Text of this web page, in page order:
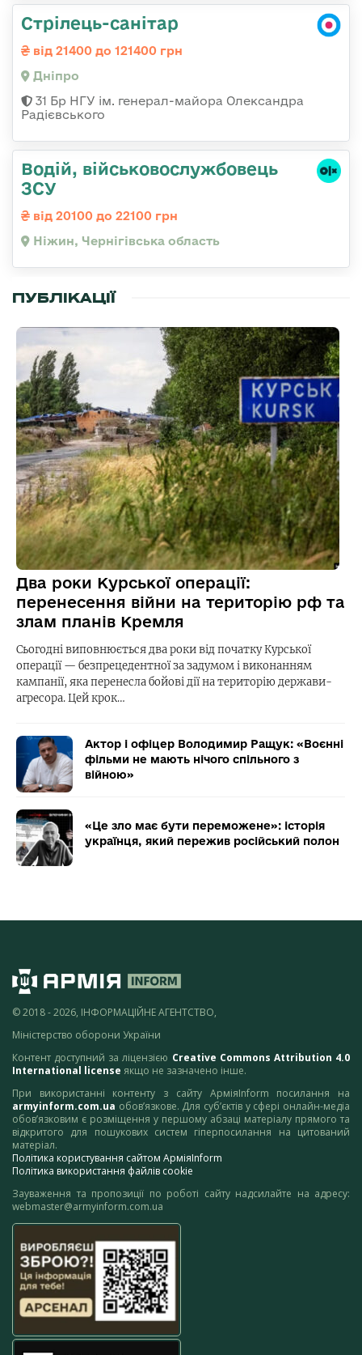
Стрілець-санітар
від 21400 до 121400 грн
Дніпро
31 Бр НГУ ім. генерал-майора Олександра
Радієвського
Водій, військовослужбовець
ЗСУ
від 20100 до 22100 грн
Ніжин, Чернігівська область
ПУБЛІКАЦІЇ
Два роки Курської операції:
перенесення війни на територію рф та
злам планів Кремля
Сьогодні виповнюється два роки від початку Курської
операції — безпрецедентної за задумом і виконанням
кампанії, яка перенесла бойові дії на територію держави-
агресора. Цей крок…
Актор і офіцер Володимир Ращук: «Воєнні
фільми не мають нічого спільного з
війною»
«Це зло має бути переможене»: історія
українця, який пережив російський полон
© 2018 - 2026, ІНФОРМАЦІЙНЕ АГЕНТСТВО,
Міністерство оборони України
Контент доступний за ліцензією Creative Commons Attribution 4.0
International license якщо не зазначено інше.
При використанні контенту з сайту АрміяInform посилання на
armyinform.com.ua обов’язкове. Для суб’єктів у сфері онлайн-медіа
обов’язковим є розміщення у першому абзаці матеріалу прямого та
відкритого для пошукових систем гіперпосилання на цитований
матеріал.
Політика користування сайтом АрміяInform
Політика використання файлів cookie
Зауваження та пропозиції по роботі сайту надсилайте на адресу:
webmaster@armyinform.com.ua